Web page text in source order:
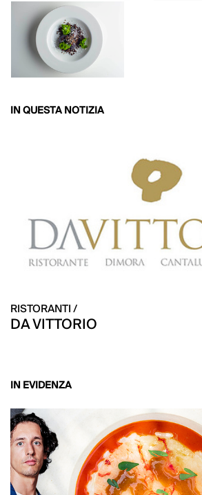
IN QUESTA NOTIZIA
RISTORANTI /
DA VITTORIO
IN EVIDENZA